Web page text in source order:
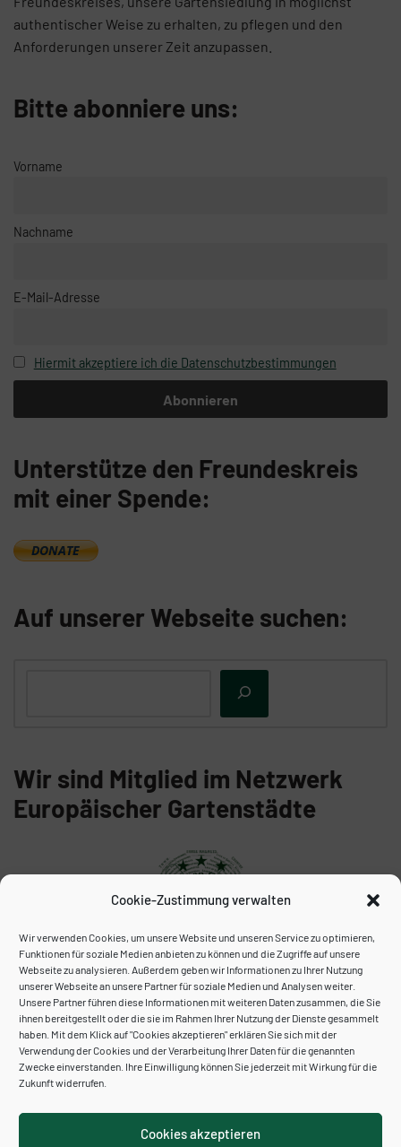
Cookie-Zustimmung verwalten
Wir verwenden Cookies, um unsere Website und unseren Service zu optimieren,
Funktionen für soziale Medien anbieten zu können und die Zugriffe auf unsere
Webseite zu analysieren. Außerdem geben wir Informationen zu Ihrer Nutzung
unserer Webseite an unsere Partner für soziale Medien und Analysen weiter.
Unsere Partner führen diese Informationen mit weiteren Daten zusammen, die Sie
ihnen bereitgestellt oder die sie im Rahmen Ihrer Nutzung der Dienste gesammelt
haben. Mit dem Klick auf "Cookies akzeptieren" erklären Sie sich mit der
Verwendung der Cookies und der Verarbeitung Ihrer Daten für die genannten
Zwecke einverstanden. Ihre Einwilligung können Sie jederzeit mit Wirkung für die
Zukunft widerrufen.
Cookies akzeptieren
authentischer Weise zu erhalten, zu pflegen und den
Anforderungen unserer Zeit anzupassen.
Bitte abonniere uns:
Vorname
Nachname
E-Mail-Adresse
Hiermit akzeptiere ich die Datenschutzbestimmungen
Unterstütze den Freundeskreis
mit einer Spende:
Auf unserer Webseite suchen:
Wir sind Mitglied im Netzwerk
Europäischer Gartenstädte
Unser Archiv: